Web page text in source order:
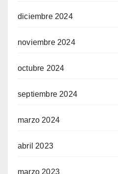
diciembre 2024
noviembre 2024
octubre 2024
septiembre 2024
marzo 2024
abril 2023
marzo 2023